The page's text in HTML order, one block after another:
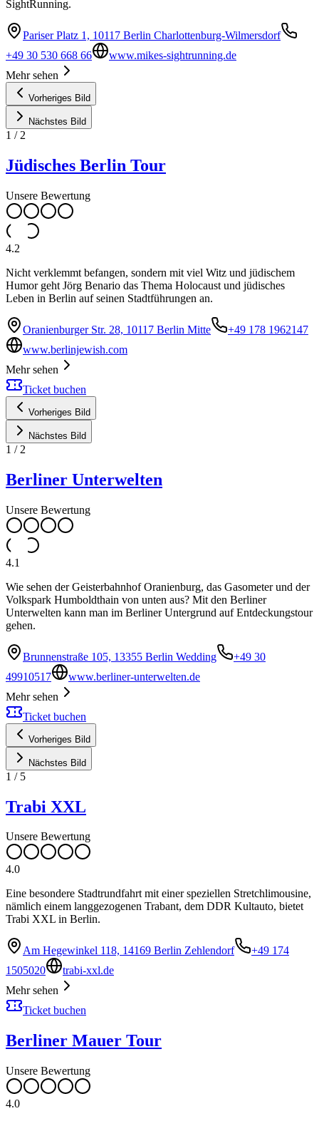
SightRunning.
Pariser Platz 1, 10117 Berlin Charlottenburg-Wilmersdorf
+49 30 530 668 66
www.mikes-sightrunning.de
Mehr sehen
Vorheriges Bild
Nächstes Bild
1 / 2
Jüdisches Berlin Tour
Unsere Bewertung
4.2
Nicht verklemmt befangen, sondern mit viel Witz und jüdischem
Humor geht Jörg Benario das Thema Holocaust und jüdisches
Leben in Berlin auf seinen Stadtführungen an.
Oranienburger Str. 28, 10117 Berlin Mitte
+49 178 1962147
www.berlinjewish.com
Mehr sehen
Ticket buchen
Vorheriges Bild
Nächstes Bild
1 / 2
Berliner Unterwelten
Unsere Bewertung
4.1
Wie sehen der Geisterbahnhof Oranienburg, das Gasometer und der
Volkspark Humboldthain von unten aus? Mit den Berliner
Unterwelten kann man im Berliner Untergrund auf Entdeckungstour
gehen.
Brunnenstraße 105, 13355 Berlin Wedding
+49 30
49910517
www.berliner-unterwelten.de
Mehr sehen
Ticket buchen
Vorheriges Bild
Nächstes Bild
1 / 5
Trabi XXL
Unsere Bewertung
4.0
Eine besondere Stadtrundfahrt mit einer speziellen Stretchlimousine,
nämlich einem langgezogenen Trabant, dem DDR Kultauto, bietet
Trabi XXL in Berlin.
Am Hegewinkel 118, 14169 Berlin Zehlendorf
+49 174
1505020
trabi-xxl.de
Mehr sehen
Ticket buchen
Berliner Mauer Tour
Unsere Bewertung
4.0